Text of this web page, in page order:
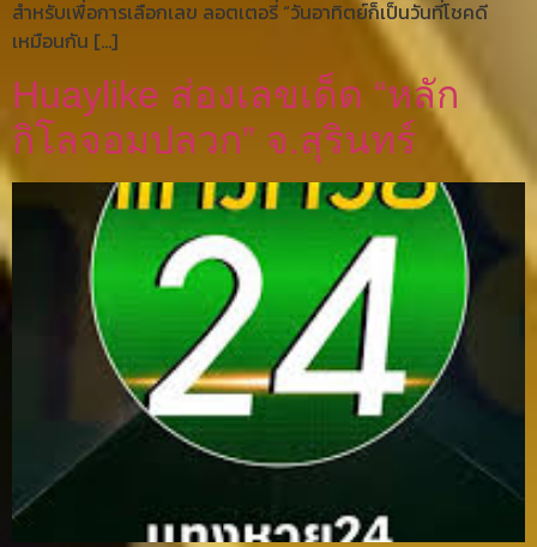
สำหรับเพื่อการเลือกเลข ลอตเตอรี่ “วันอาทิตย์ก็เป็นวันที่โชคดี
เหมือนกัน […]
Huaylike ส่องเลขเด็ด “หลัก
กิโลจอมปลวก” จ.สุรินทร์